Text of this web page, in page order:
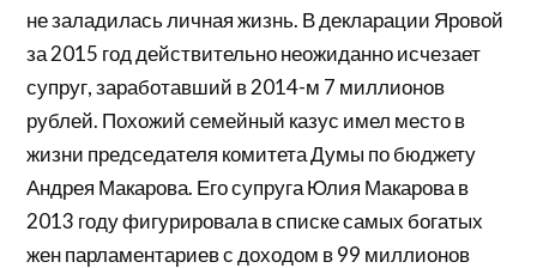
не заладилась личная жизнь. В декларации Яровой
за 2015 год действительно неожиданно исчезает
супруг, заработавший в 2014-м 7 миллионов
рублей. Похожий семейный казус имел место в
жизни председателя комитета Думы по бюджету
Андрея Макарова. Его супруга Юлия Макарова в
2013 году фигурировала в списке самых богатых
жен парламентариев с доходом в 99 миллионов